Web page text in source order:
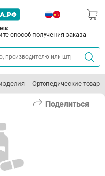
способ получения заказа
Ортопедические товары
Поделиться